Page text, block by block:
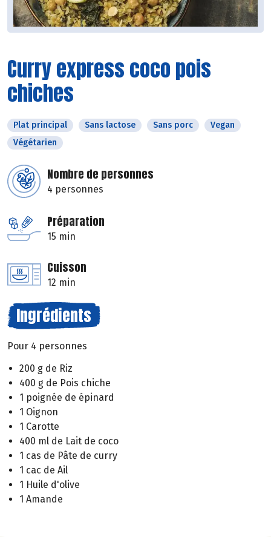
Curry express coco pois
chiches
Plat principal Sans lactose Sans porc
Vegan
Végétarien
Nombre de personnes
4 personnes
Préparation
15 min
Cuisson
12 min
Ingrédients
Pour 4 personnes
200 g de Riz
400 g de Pois chiche
1 poignée de épinard
1 Oignon
1 Carotte
400 ml de Lait de coco
1 cas de Pâte de curry
1 cac de Ail
1 Huile d'olive
1 Amande